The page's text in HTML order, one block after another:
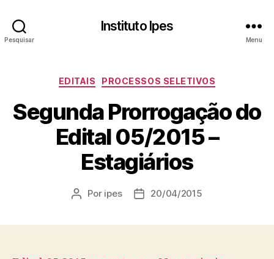
Pesquisar
Instituto Ipes
Menu
Categorias
EDITAIS PROCESSOS SELETIVOS
Segunda Prorrogação do
Edital 05/2015 –
Estagiários
Autor
Por ipes
Data20/04/2015